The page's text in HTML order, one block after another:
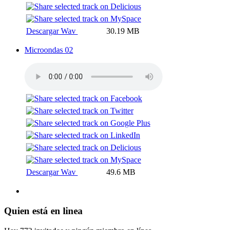
Descargar Wav 30.19 MB
Microondas 02
Descargar Wav 49.6 MB
Quien está en linea